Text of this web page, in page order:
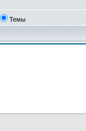
Темы